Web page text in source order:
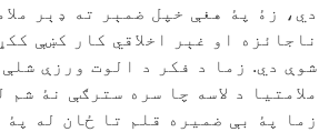
دي، زۀ پۀ هغې خپل ضمېر ته ډېر
ناجائزه او غېر اخلاقي کار کښې
شوې دي. زما د فکر د الوت ورزې
ملامتيا د لاسه چا سره سترګې نۀ
زما پۀ بې ضمیره قلم تا ځان له